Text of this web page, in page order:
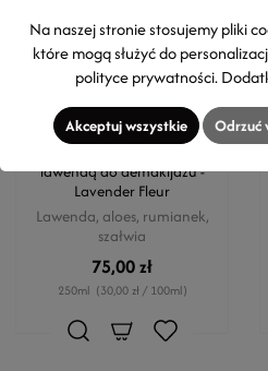
MONTOLYMPE
lawendą do demakijażu -
Lavender Fleur
Lawenda, aloes, rumianek,
szałwia
75,00 zł
250ml (30,00 zł / 100ml)
Na naszej stronie stosujemy pliki
które mogą służyć do
polityce prywatności.
Akceptuj wszystkie Odrzuć